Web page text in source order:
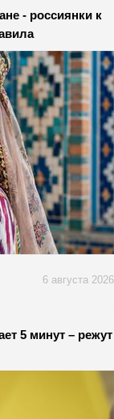
- россиянки к
6 августа 2026
5 минут – режут